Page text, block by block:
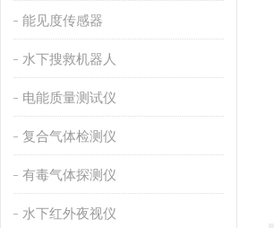
能见度传感器
水下搜救机器人
电能质量测试仪
复合气体检测仪
有毒气体探测仪
水下红外夜视仪